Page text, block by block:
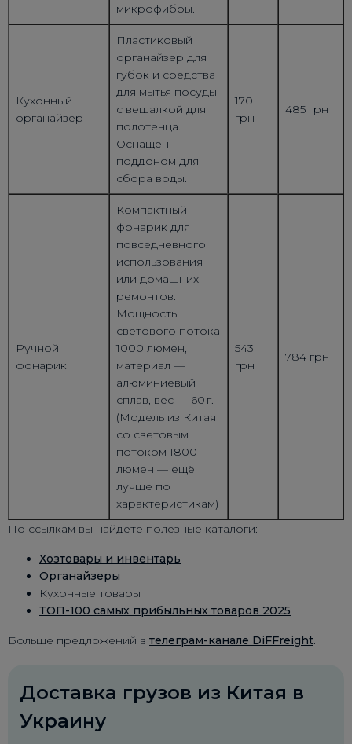
микрофибры.
Кухонный
органайзер
Пластиковый
органайзер для
губок и средства
для мытья посуды
с вешалкой для
полотенца.
Оснащён
поддоном для
сбора воды.
170
грн
485 грн
Ручной
фонарик
Компактный
фонарик для
повседневного
использования
или домашних
ремонтов.
Мощность
светового потока
1000 люмен,
материал —
алюминиевый
сплав, вес — 60 г.
(Модель из Китая
со световым
потоком 1800
люмен — ещё
лучше по
характеристикам)
543
грн
784 грн
По ссылкам вы найдете полезные каталоги:
Хозтовары и инвентарь
Органайзеры
Кухонные товары
ТОП-100 самых прибыльных товаров 2025
Больше предложений в телеграм-канале DiFFreight.
Доставка грузов из Китая в
Украину